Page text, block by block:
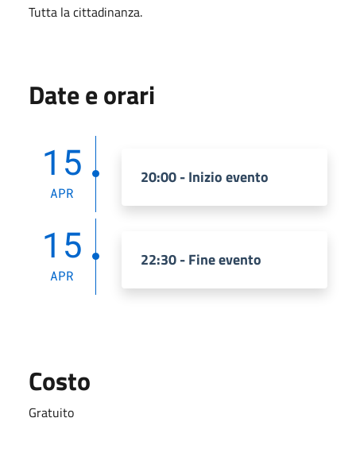
Tutta la cittadinanza.
Date e orari
15
APR
20:00 - Inizio evento
15
APR
22:30 - Fine evento
Costo
Gratuito